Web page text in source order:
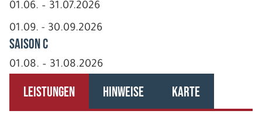
01.06. – 31.07.2026
01.09. - 30.09.2026
Saison C
01.08. – 31.08.2026
LEISTUNGEN HINWEISE KARTE